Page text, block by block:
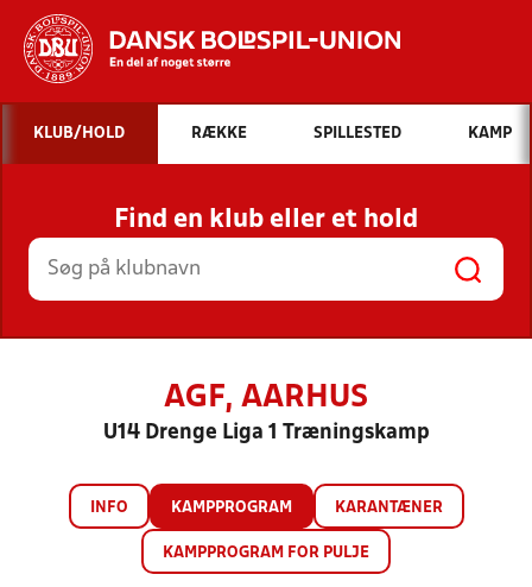
Hvad vil du søge efter?
INDHOLD OG NYHEDER
STILLINGER, RESULTATER, KLUBBER OG
HOLD
KLUB/HOLD RÆKKE SPILLESTED KAMP
Find en klub eller et hold
AGF, AARHUS
U14 Drenge Liga 1 Træningskamp
INFO KAMPPROGRAM KARANTÆNER
KAMPPROGRAM FOR PULJE